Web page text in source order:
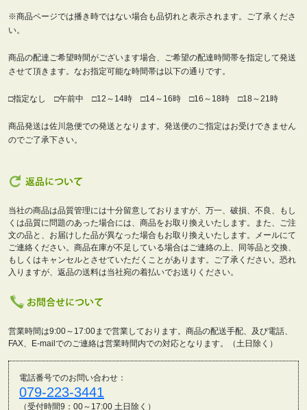
※商品ページでは播き時ではない場合も品切れと表示されます。ご了承くださ
い。
商品の配達ご希望時間がございます場合、ご希望の配達時間帯を指定して発送
させて頂きます。なお指定可能な時間帯は以下の通りです。
□指定なし □午前中 □12～14時 □14～16時 □16～18時 □18～21時
商品発送は佐川急便での発送となります。発送便のご指定はお受けできません
のでご了承下さい。
当社の商品は品質管理には十分留意しておりますが、万一、破損、不良、もし
くは品質に問題のあった場合には、商品をお取り換えいたします。また、ご注
文の品と、お届けした品が異なった場合もお取り換えいたします。メールにて
ご連絡ください。商品在庫が不足している場合はご連絡の上、同等品と交換、
もしくはキャンセルとさせていただくことがあります。ご了承ください。恐れ
入りますが、返品の送料は当社宛の着払いでお送りください。
営業時間は9:00～17:00まで営業しております。商品の配送手配、及び電話、
FAX、E-mailでのご連絡は営業時間内での対応となります。（土日除く）
電話番号でのお問い合わせ：
079-223-3441
（受付時間9：00～17:00 土日除く）